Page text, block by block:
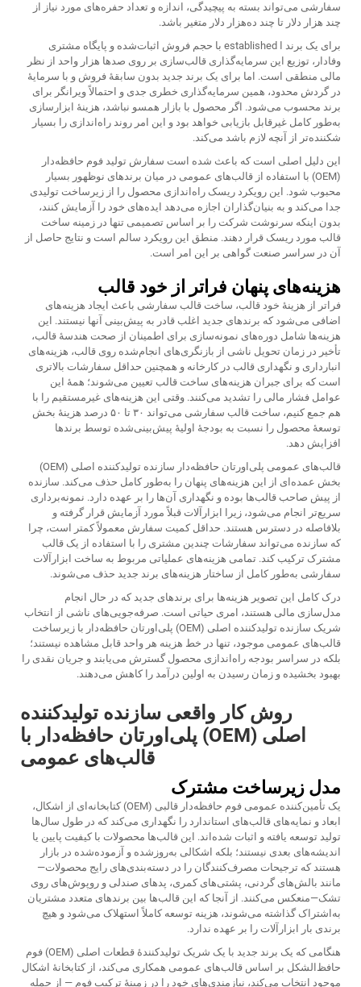
سفارشی می‌تواند بسته به پیچیدگی، اندازه و تعداد حفره‌های مورد نیاز از
چند هزار دلار تا چند ده‌هزار دلار متغیر باشد.
برای یک برند ا established با حجم فروش اثبات‌شده و پایگاه مشتری
وفادار، توزیع این سرمایه‌گذاری قالب‌سازی بر روی صدها هزار واحد از نظر
مالی منطقی است. اما برای یک برند جدید بدون سابقهٔ فروش و با سرمایهٔ
در گردش محدود، همین سرمایه‌گذاری خطری جدی و احتمالاً ویرانگر برای
برند محسوب می‌شود. اگر محصول با بازار همسو نباشد، هزینهٔ ابزارسازی
به‌طور کامل غیرقابل بازیابی خواهد بود و این امر روند راه‌اندازی را بسیار
شکننده‌تر از آنچه لازم باشد می‌کند.
این دلیل اصلی است که باعث شده است سفارش تولید فوم حافظه‌دار
(OEM) با استفاده از قالب‌های عمومی در میان برندهای نوظهور بسیار
محبوب شود. این رویکرد ریسک راه‌اندازی محصول را از زیرساخت تولیدی
جدا می‌کند و به بنیان‌گذاران اجازه می‌دهد ایده‌های خود را آزمایش کنند،
بدون اینکه سرنوشت شرکت را بر اساس تصمیمی تنها در زمینه ساخت
قالب مورد ریسک قرار دهند. منطق این رویکرد سالم است و نتایج حاصل از
آن در سراسر صنعت گواهی بر این امر است.
هزینه‌های پنهان فراتر از خود قالب
فراتر از هزینهٔ خود قالب، ساخت قالب سفارشی باعث ایجاد هزینه‌های
اضافی می‌شود که برندهای جدید اغلب قادر به پیش‌بینی آنها نیستند. این
هزینه‌ها شامل دوره‌های نمونه‌سازی برای اطمینان از صحت هندسهٔ قالب،
تأخیر در زمان تحویل ناشی از بازنگری‌های انجام‌شده روی قالب، هزینه‌های
انبارداری و نگهداری قالب در کارخانه و همچنین حداقل سفارشات بالاتری
است که برای جبران هزینه‌های ساخت قالب تعیین می‌شوند؛ همهٔ این
عوامل فشار مالی را تشدید می‌کنند. وقتی این هزینه‌های غیرمستقیم را با
هم جمع کنیم، ساخت قالب سفارشی می‌تواند ۳۰ تا ۵۰ درصد هزینهٔ بخش
توسعهٔ محصول را نسبت به بودجهٔ اولیهٔ پیش‌بینی‌شده توسط برندها
افزایش دهد.
قالب‌های عمومی پلی‌اورتان حافظه‌دار سازنده تولیدکننده اصلی (OEM)
بخش عمده‌ای از این هزینه‌های پنهان را به‌طور کامل حذف می‌کند. سازنده
از پیش صاحب قالب‌ها بوده و نگهداری آن‌ها را بر عهده دارد. نمونه‌برداری
سریع‌تر انجام می‌شود، زیرا ابزارآلات قبلاً مورد آزمایش قرار گرفته و
بلافاصله در دسترس هستند. حداقل کمیت سفارش معمولاً کمتر است، چرا
که سازنده می‌تواند سفارشات چندین مشتری را با استفاده از یک قالب
مشترک ترکیب کند. تمامی هزینه‌های عملیاتی مربوط به ساخت ابزارآلات
سفارشی به‌طور کامل از ساختار هزینه‌های برند جدید حذف می‌شوند.
درک کامل این تصویر هزینه‌ها برای برندهای جدید که در حال انجام
مدل‌سازی مالی هستند، امری حیاتی است. صرفه‌جویی‌های ناشی از انتخاب
شریک سازنده تولیدکننده اصلی (OEM) پلی‌اورتان حافظه‌دار با زیرساخت
قالب‌های عمومی موجود، تنها در خط هزینه هر واحد قابل مشاهده نیستند؛
بلکه در سراسر بودجه راه‌اندازی محصول گسترش می‌یابند و جریان نقدی را
بهبود بخشیده و زمان رسیدن به اولین درآمد را کاهش می‌دهند.
روش کار واقعی سازنده تولیدکننده
اصلی (OEM) پلی‌اورتان حافظه‌دار با
قالب‌های عمومی
مدل زیرساخت مشترک
یک تأمین‌کننده عمومی فوم حافظه‌دار قالبی (OEM) کتابخانه‌ای از اشکال،
ابعاد و نمایه‌های قالب‌های استاندارد را نگهداری می‌کند که در طول سال‌ها
تولید توسعه یافته و اثبات شده‌اند. این قالب‌ها محصولات با کیفیت پایین یا
اندیشه‌های بعدی نیستند؛ بلکه اشکالی به‌روزشده و آزموده‌شده در بازار
هستند که ترجیحات مصرف‌کنندگان را در دسته‌بندی‌های رایج محصولات—
مانند بالش‌های گردنی، پشتی‌های کمری، پدهای صندلی و روپوش‌های روی
تشک—منعکس می‌کنند. از آنجا که این قالب‌ها بین برندهای متعدد مشتریان
به‌اشتراک گذاشته می‌شوند، هزینه توسعه کاملاً استهلاک می‌شود و هیچ
برندی بار ابزارآلات را بر عهده ندارد.
هنگامی که یک برند جدید با یک شریک تولیدکنندهٔ قطعات اصلی (OEM) فوم
حافظ‌الشکل بر اساس قالب‌های عمومی همکاری می‌کند، از کتابخانهٔ اشکال
موجود انتخاب می‌کند، نیازمندی‌های خود را در زمینهٔ ترکیب فوم — از جمله